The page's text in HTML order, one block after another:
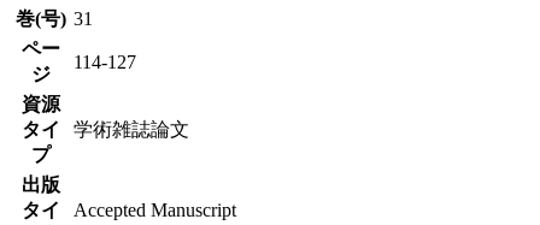
巻(号) 31
ペー
ジ
114-127
資源
タイ
プ
学術雑誌論文
出版
タイ
Accepted Manuscript